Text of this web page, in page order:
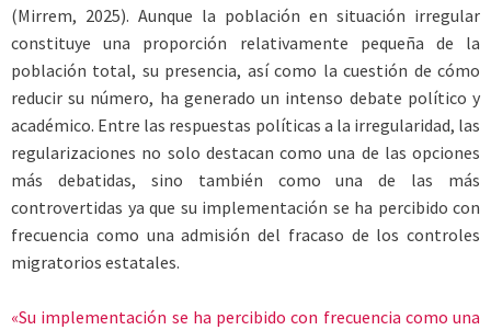
(Mirrem, 2025). Aunque la población en situación irregular
constituye una proporción relativamente pequeña de la
población total, su presencia, así como la cuestión de cómo
reducir su número, ha generado un intenso debate político y
académico. Entre las respuestas políticas a la irregularidad, las
regularizaciones no solo destacan como una de las opciones
más debatidas, sino también como una de las más
controvertidas ya que su implementación se ha percibido con
frecuencia como una admisión del fracaso de los controles
migratorios estatales.
«Su implementación se ha percibido con frecuencia como una